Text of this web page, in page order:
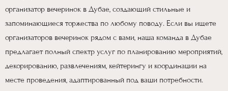
организатор вечеринок в Дубае, создающий стильные и
запоминающиеся торжества по любому поводу. Если вы ищете
организаторов вечеринок рядом с вами, наша команда в Дубае
предлагает полный спектр услуг по планированию мероприятий,
декорированию, развлечениям, кейтерингу и координации на
месте проведения, адаптированный под ваши потребности.